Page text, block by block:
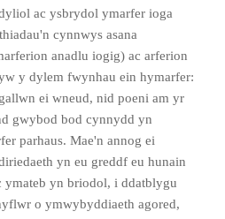
ac ysbrydol ymarfer ioga
cynnwys asana
anadlu iogig) ac arferion
y dylem fwynhau ein hymarfer:
ei wneud, nid poeni am yr
gwybod bod cynnydd yn
parhaus. Mae'n annog ei
yn eu greddf eu hunain
yn briodol, i ddatblygu
o ymwybyddiaeth agored,